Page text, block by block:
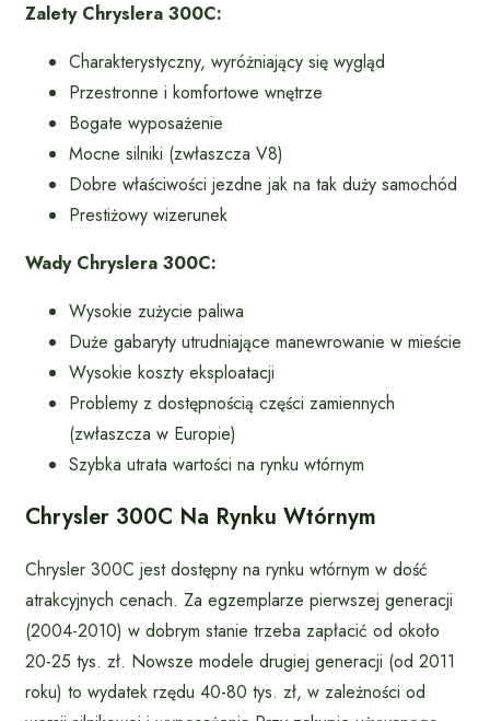
Zalety Chryslera 300C:
Charakterystyczny, wyróżniający się wygląd
Przestronne i komfortowe wnętrze
Bogate wyposażenie
Mocne silniki (zwłaszcza V8)
Dobre właściwości jezdne jak na tak duży samochód
Prestiżowy wizerunek
Wady Chryslera 300C:
Wysokie zużycie paliwa
Duże gabaryty utrudniające manewrowanie w mieście
Wysokie koszty eksploatacji
Problemy z dostępnością części zamiennych
(zwłaszcza w Europie)
Szybka utrata wartości na rynku wtórnym
Chrysler 300C Na Rynku Wtórnym
Chrysler 300C jest dostępny na rynku wtórnym w dość
atrakcyjnych cenach. Za egzemplarze pierwszej generacji
(2004-2010) w dobrym stanie trzeba zapłacić od około
20-25 tys. zł. Nowsze modele drugiej generacji (od 2011
roku) to wydatek rzędu 40-80 tys. zł, w zależności od